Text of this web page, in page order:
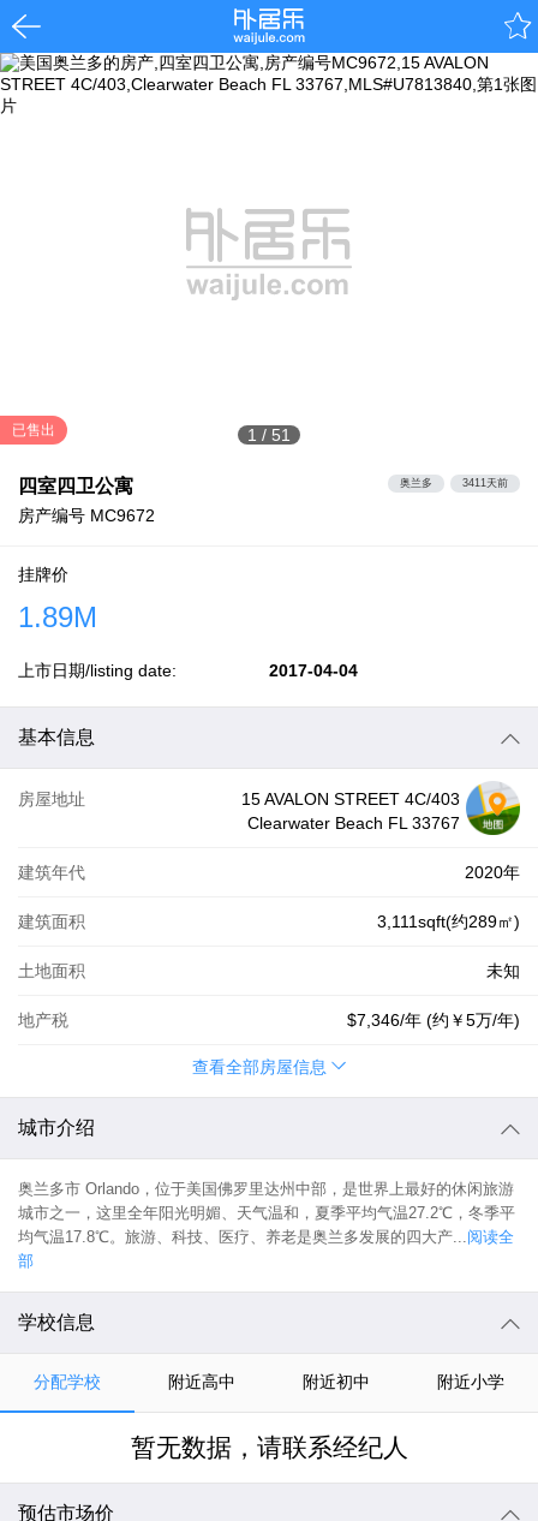
1 / 51
已售出
四室四卫公寓
房产编号 MC9672
奥兰多 3411天前
挂牌价
1.89M
上市日期/listing date: 2017-04-04
基本信息
房屋地址
15 AVALON STREET 4C/403
Clearwater Beach FL 33767
建筑年代 2020年
建筑面积 3,111sqft(约289㎡)
土地面积 未知
地产税 $7,346/年 (约 ￥5万/年)
查看全部房屋信息
城市介绍
奥兰多市 Orlando，位于美国佛罗里达州中部，是世界上最好的休闲旅游
城市之一，这里全年阳光明媚、天气温和，夏季平均气温27.2℃，冬季平
均气温17.8℃。旅游、科技、医疗、养老是奥兰多发展的四大产...阅读全
部
学校信息
分配学校 附近高中 附近初中 附近小学
暂无数据，请联系经纪人
预估市场价